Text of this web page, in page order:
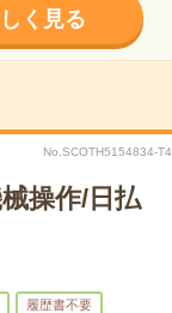
く見る
No.SCOTH5154834-T4
操作/日払
履歴書不要